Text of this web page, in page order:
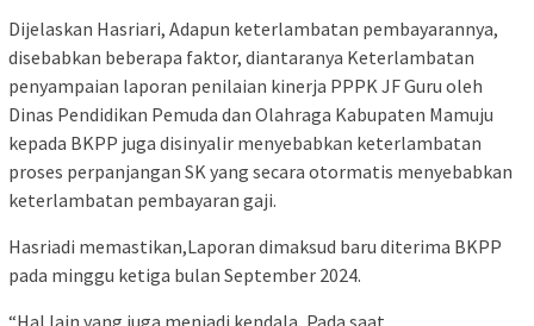
Dijelaskan Hasriari, Adapun keterlambatan pembayarannya,
disebabkan beberapa faktor, diantaranya Keterlambatan
penyampaian laporan penilaian kinerja PPPK JF Guru oleh
Dinas Pendidikan Pemuda dan Olahraga Kabupaten Mamuju
kepada BKPP juga disinyalir menyebabkan keterlambatan
proses perpanjangan SK yang secara otormatis menyebabkan
keterlambatan pembayaran gaji.
Hasriadi memastikan,Laporan dimaksud baru diterima BKPP
pada minggu ketiga bulan September 2024.
“Hal lain yang juga menjadi kendala, Pada saat